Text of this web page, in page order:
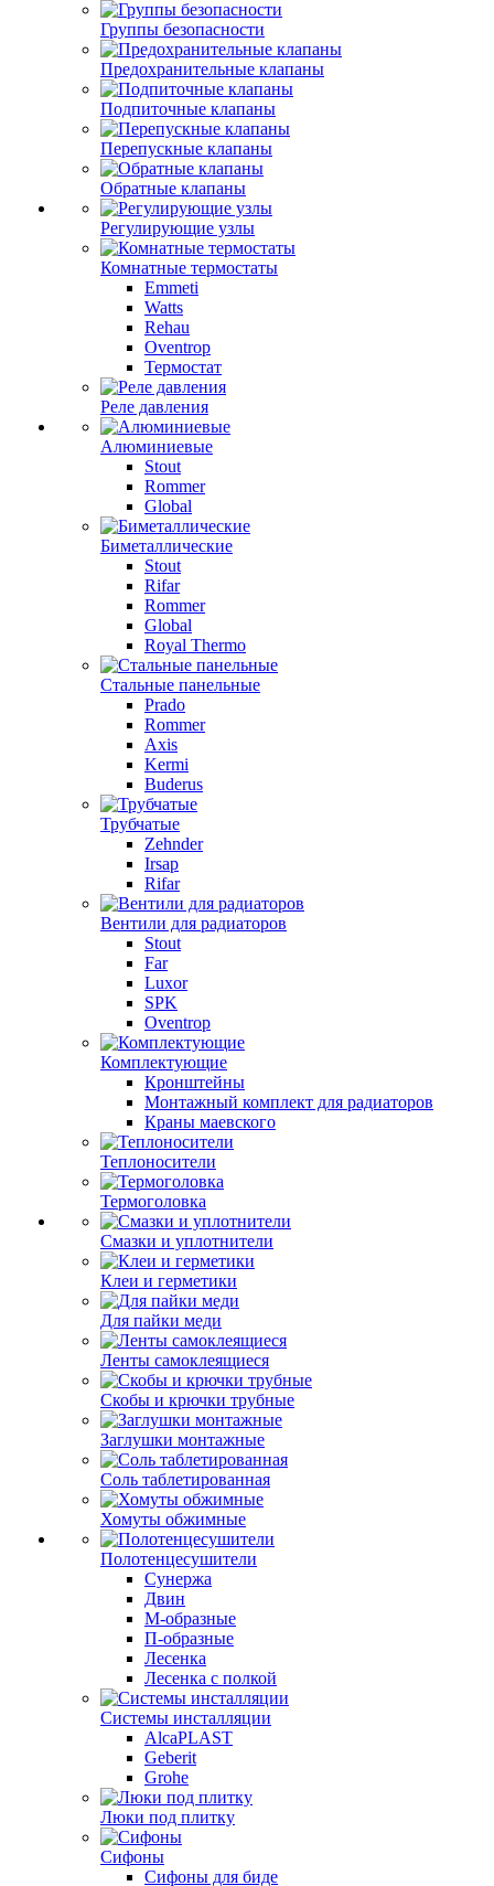
Группы безопасности
Предохранительные клапаны
Подпиточные клапаны
Перепускные клапаны
Обратные клапаны
Регулирующие узлы
Комнатные термостаты
Emmeti
Watts
Rehau
Oventrop
Термостат
Реле давления
Алюминиевые
Stout
Rommer
Global
Биметаллические
Stout
Rifar
Rommer
Global
Royal Thermo
Стальные панельные
Prado
Rommer
Axis
Kermi
Buderus
Трубчатые
Zehnder
Irsap
Rifar
Вентили для радиаторов
Stout
Far
Luxor
SPK
Oventrop
Комплектующие
Кронштейны
Монтажный комплект для радиаторов
Краны маевского
Теплоносители
Термоголовка
Смазки и уплотнители
Клеи и герметики
Для пайки меди
Ленты самоклеящиеся
Скобы и крючки трубные
Заглушки монтажные
Соль таблетированная
Хомуты обжимные
Полотенцесушители
Сунержа
Двин
М-образные
П-образные
Лесенка
Лесенка с полкой
Системы инсталляции
AlcaPLAST
Geberit
Grohe
Люки под плитку
Сифоны
Сифoны для биде